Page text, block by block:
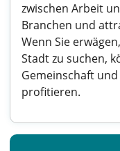
zwischen Arbeit
Branchen und
Wenn Sie
Stadt zu suchen,
Gemeinschaft
profitieren.